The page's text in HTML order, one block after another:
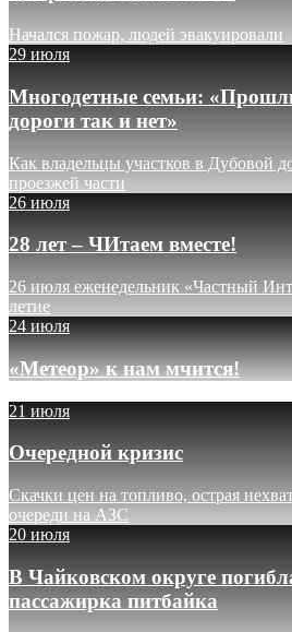
Начался пожар, людей эвакуировали
29 июля
Многодетные семьи:
дороги так и нет»
Как владельцы участков в Дубовой
проезжей части
26 июля
28 лет – ЧИтаем вместе!
26 июля еженедельник «Частный
летие
24 июля
«Метеор» к нам мчится!
21 июля
Очередной кризис
Скачки цен на топливо, острая
очереди на АЗС
20 июля
В Чайковском округе
пассажирка питбайка